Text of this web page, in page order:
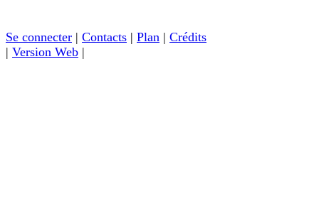
Se connecter | Contacts | Plan | Crédits
| Version Web |